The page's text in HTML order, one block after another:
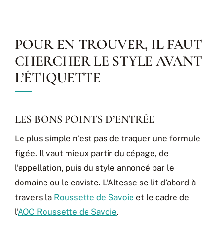
POUR EN TROUVER, IL FAUT
CHERCHER LE STYLE AVANT
L’ÉTIQUETTE
LES BONS POINTS D’ENTRÉE
Le plus simple n’est pas de traquer une formule
figée. Il vaut mieux partir du cépage, de
l’appellation, puis du style annoncé par le
domaine ou le caviste. L’Altesse se lit d’abord à
travers la Roussette de Savoie et le cadre de
l’AOC Roussette de Savoie.